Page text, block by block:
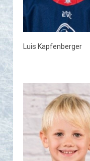
Luis Kapfenberger